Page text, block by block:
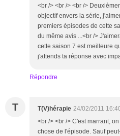
<br /> <br /> <br />
objectif envers la série,
premiers épisodes de cette
du même avis ...<br />
cette saison 7 est meilleure
j'attends ta réponse avec
Répondre
T T(V)hérapie 24/02/2011
<br /> <br /> C'est marrant,
chose de l'épisode. Sauf